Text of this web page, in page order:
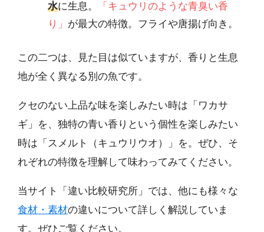
水に生息。
「キュウリのような青臭い香
り」 が最大の特徴。フライや唐揚げ向き。
この二つは、見た目は似ていますが、香りと生息
地が全く異なる別の魚です。
クセのない上品な味を楽しみたい時は「ワカサ
ギ」を、独特の青い香りという個性を楽しみたい
時は「スメルト（キュウリウオ）」を。ぜひ、そ
れぞれの特徴を理解して味わってみてください。
当サイト「違い比較研究所」では、他にも様々な
食材・素材の違いについて詳しく解説していま
す。ぜひご覧ください。